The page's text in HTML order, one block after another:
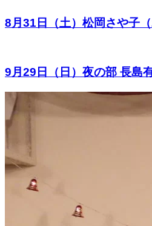
8月31日（土）松岡さや子
9月29日（日）夜の部 長島